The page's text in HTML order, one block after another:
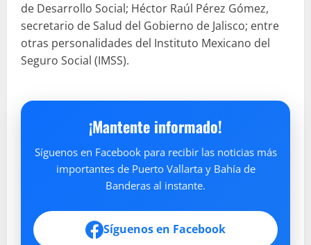
de Desarrollo Social; Héctor Raúl Pérez Gómez,
secretario de Salud del Gobierno de Jalisco; entre
otras personalidades del Instituto Mexicano del
Seguro Social (IMSS).
¡Mantente informado!
Síguenos en Facebook para recibir las noticias más
importantes de Puerto Vallarta y Bahía de
Banderas al instante.
Síguenos en Facebook